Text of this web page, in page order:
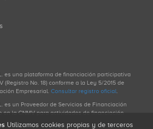
es una plataforma de financiación participativa
(Registro No. 18) conforme a la Ley 5/2015 de
Empresarial. Consultar registro oficial.
es un Proveedor de Servicios de Financiación
en la CNMV para actividades de financiación
Utilizamos cookies propias y de terceros